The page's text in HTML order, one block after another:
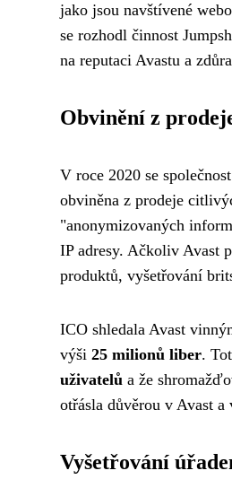
jako jsou navštívené
se rozhodl činnost
na reputaci Avastu a
Obvinění z
V roce 2020 se
obviněna z prodeje
"anonymizovaných
IP adresy. Ačkoliv Avast
produktů, vyšetřování
ICO shledala Avast
výši 25 milionů liber.
uživatelů a že
otřásla důvěrou v Avast
Vyšetřování